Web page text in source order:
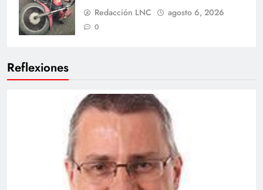
Reflexiones
Redacción LNC agosto 6, 2026
0